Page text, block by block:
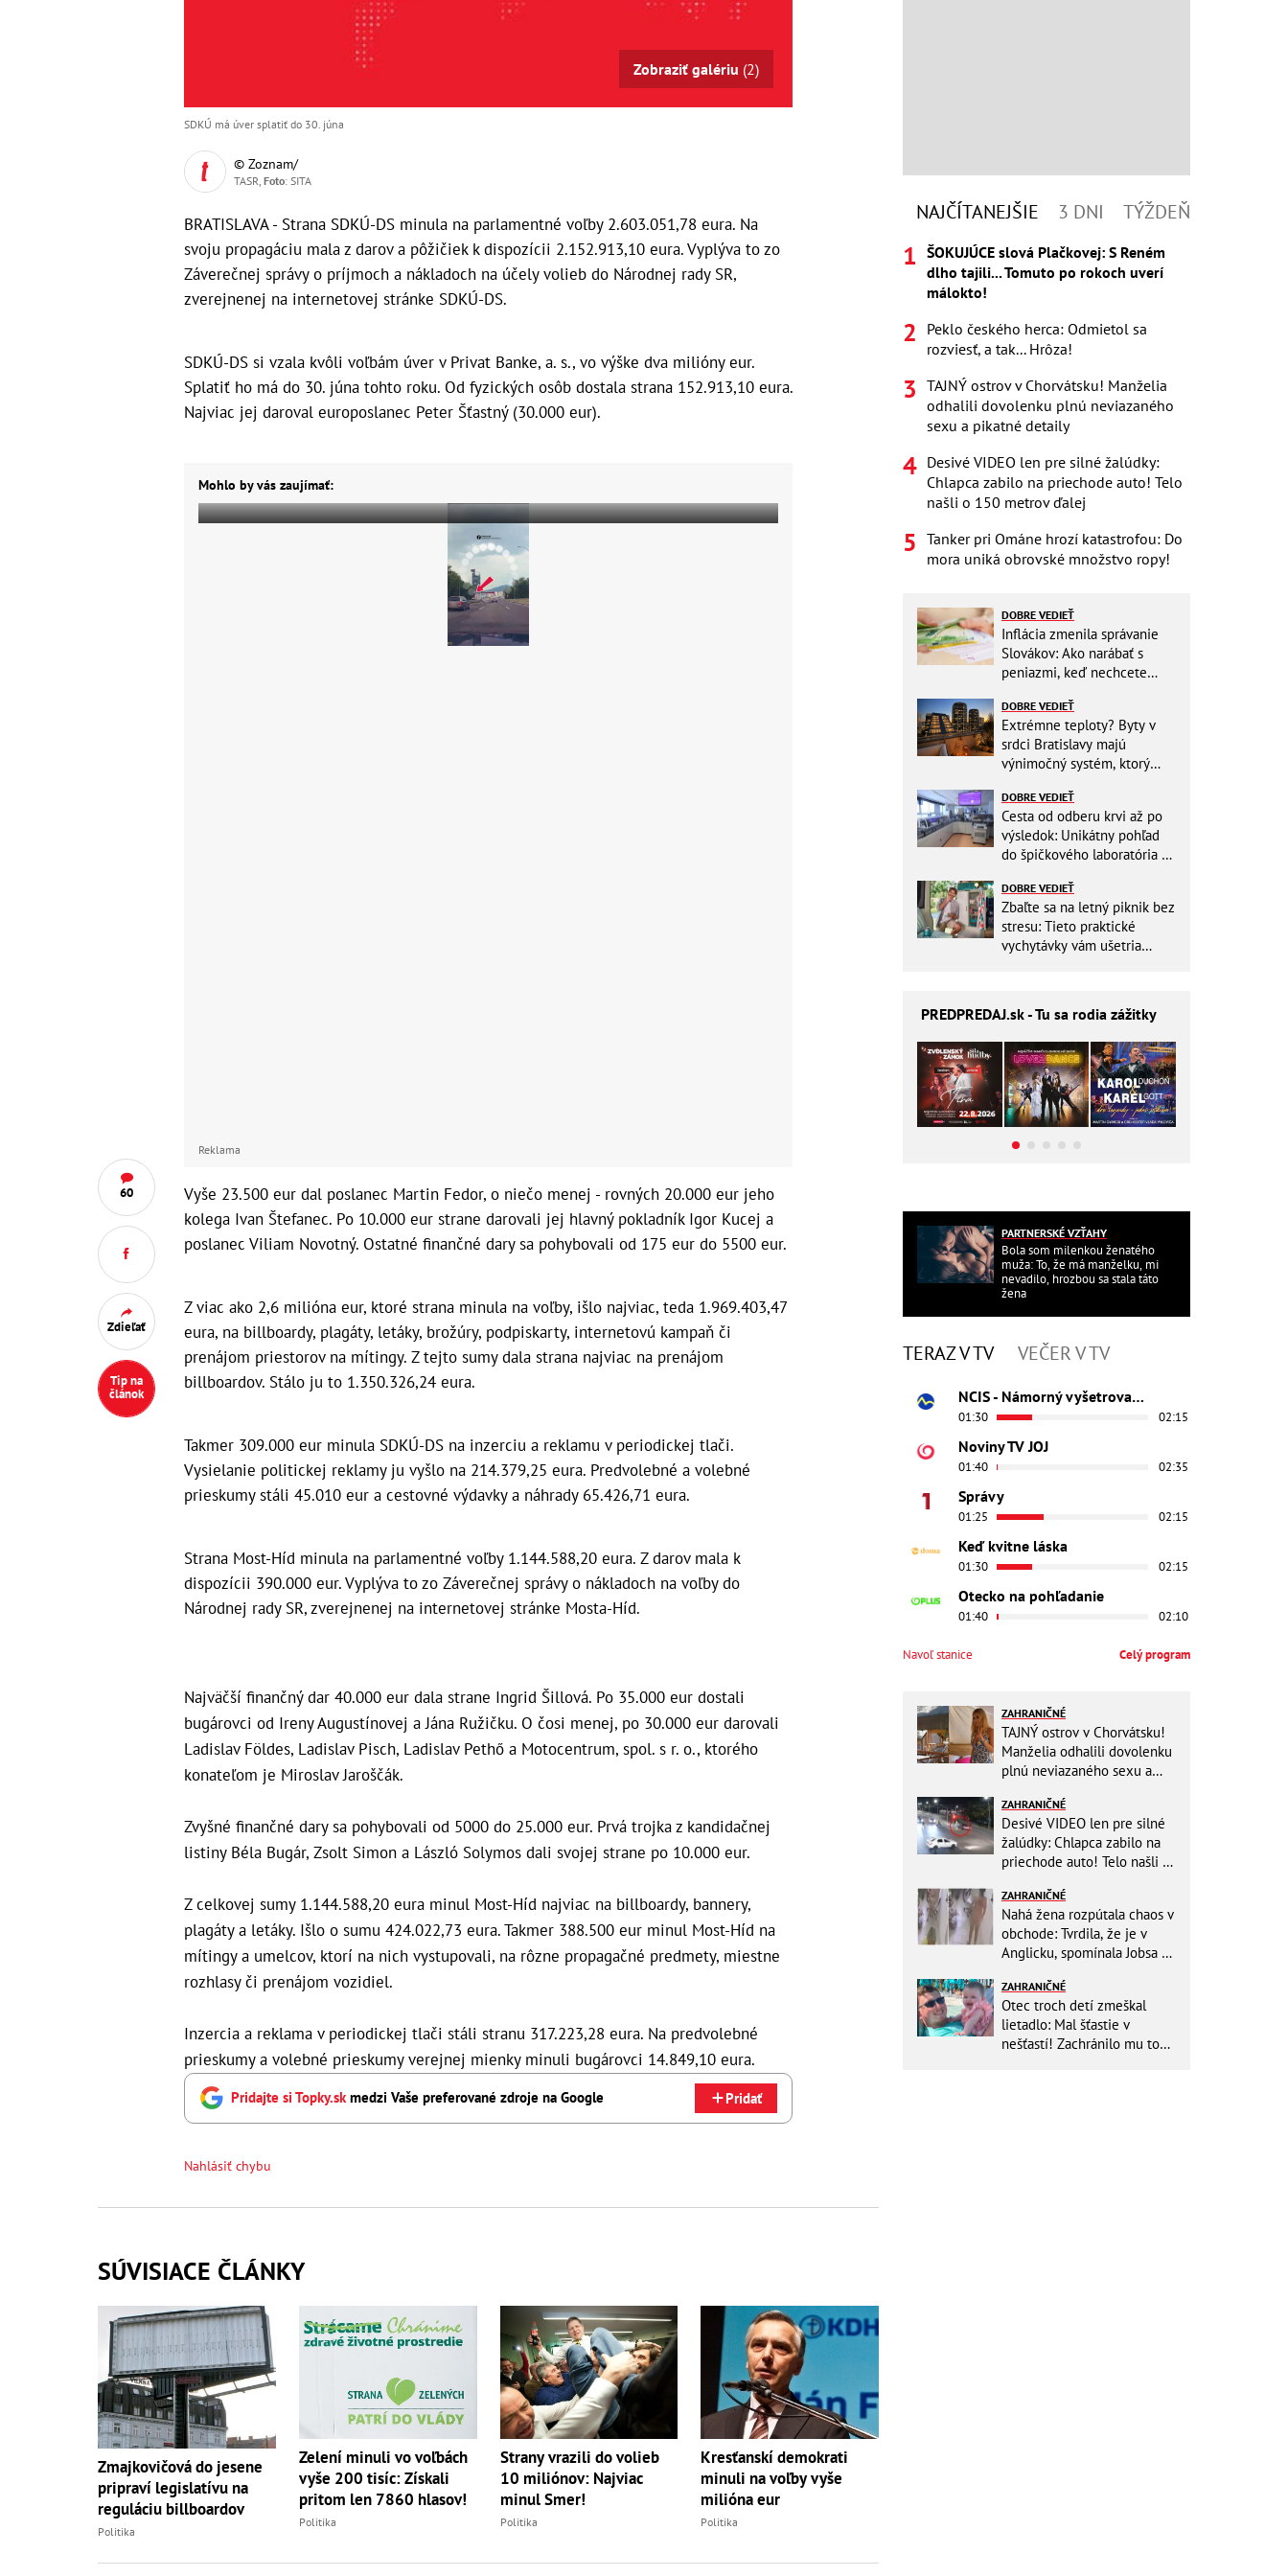
60
Zdieľať
Tip na
článok
Zobraziť galériu (2)
SDKÚ má úver splatiť do 30. júna
© Zoznam/
TASR, Foto: SITA
BRATISLAVA - Strana SDKÚ-DS minula na parlamentné voľby 2.603.051,78 eura. Na
svoju propagáciu mala z darov a pôžičiek k dispozícii 2.152.913,10 eura. Vyplýva to zo
Záverečnej správy o príjmoch a nákladoch na účely volieb do Národnej rady SR,
zverejnenej na internetovej stránke SDKÚ-DS.
SDKÚ-DS si vzala kvôli voľbám úver v Privat Banke, a. s., vo výške dva milióny eur.
Splatiť ho má do 30. júna tohto roku. Od fyzických osôb dostala strana 152.913,10 eura.
Najviac jej daroval europoslanec Peter Šťastný (30.000 eur).
Mohlo by vás zaujímať:
Reklama
Vyše 23.500 eur dal poslanec Martin Fedor, o niečo menej - rovných 20.000 eur jeho
kolega Ivan Štefanec. Po 10.000 eur strane darovali jej hlavný pokladník Igor Kucej a
poslanec Viliam Novotný. Ostatné finančné dary sa pohybovali od 175 eur do 5500 eur.
Z viac ako 2,6 milióna eur, ktoré strana minula na voľby, išlo najviac, teda 1.969.403,47
eura, na billboardy, plagáty, letáky, brožúry, podpiskarty, internetovú kampaň či
prenájom priestorov na mítingy. Z tejto sumy dala strana najviac na prenájom
billboardov. Stálo ju to 1.350.326,24 eura.
Takmer 309.000 eur minula SDKÚ-DS na inzerciu a reklamu v periodickej tlači.
Vysielanie politickej reklamy ju vyšlo na 214.379,25 eura. Predvolebné a volebné
prieskumy stáli 45.010 eur a cestovné výdavky a náhrady 65.426,71 eura.
Strana Most-Híd minula na parlamentné voľby 1.144.588,20 eura. Z darov mala k
dispozícii 390.000 eur. Vyplýva to zo Záverečnej správy o nákladoch na voľby do
Národnej rady SR, zverejnenej na internetovej stránke Mosta-Híd.
Najväčší finančný dar 40.000 eur dala strane Ingrid Šillová. Po 35.000 eur dostali
bugárovci od Ireny Augustínovej a Jána Ružičku. O čosi menej, po 30.000 eur darovali
Ladislav Földes, Ladislav Pisch, Ladislav Pethő a Motocentrum, spol. s r. o., ktorého
konateľom je Miroslav Jaroščák.
Zvyšné finančné dary sa pohybovali od 5000 do 25.000 eur. Prvá trojka z kandidačnej
listiny Béla Bugár, Zsolt Simon a László Solymos dali svojej strane po 10.000 eur.
Z celkovej sumy 1.144.588,20 eura minul Most-Híd najviac na billboardy, bannery,
plagáty a letáky. Išlo o sumu 424.022,73 eura. Takmer 388.500 eur minul Most-Híd na
mítingy a umelcov, ktorí na nich vystupovali, na rôzne propagačné predmety, miestne
rozhlasy či prenájom vozidiel.
Inzercia a reklama v periodickej tlači stáli stranu 317.223,28 eura. Na predvolebné
prieskumy a volebné prieskumy verejnej mienky minuli bugárovci 14.849,10 eura.
Pridajte si Topky.skmedzi Vaše preferované zdroje na Google Pridať
Nahlásiť chybu
SÚVISIACE ČLÁNKY
Zmajkovičová do jesene
pripraví legislatívu na
reguláciu billboardov
Politika
Zelení minuli vo voľbách
vyše 200 tisíc: Získali
pritom len 7860 hlasov!
Politika
Strany vrazili do volieb
10 miliónov: Najviac
minul Smer!
Politika
Kresťanskí demokrati
minuli na voľby vyše
milióna eur
Politika
NAJČÍTANEJŠIE 3 DNI TÝŽDEŇ
ŠOKUJÚCE slová Plačkovej: S Reném
dlho tajili... Tomuto po rokoch uverí
málokto!
Peklo českého herca: Odmietol sa
rozviesť, a tak... Hrôza!
TAJNÝ ostrov v Chorvátsku! Manželia
odhalili dovolenku plnú neviazaného
sexu a pikatné detaily
Desivé VIDEO len pre silné žalúdky:
Chlapca zabilo na priechode auto! Telo
našli o 150 metrov ďalej
Tanker pri Ománe hrozí katastrofou: Do
mora uniká obrovské množstvo ropy!
DOBRE VEDIEŤ
Inflácia zmenila správanie
Slovákov: Ako narábať s
peniazmi, keď nechcete
DOBRE VEDIEŤ
Extrémne teploty? Byty v
srdci Bratislavy majú
výnimočný systém, ktorý
DOBRE VEDIEŤ
Cesta od odberu krvi až po
výsledok: Unikátny pohľad
do špičkového laboratória na
DOBRE VEDIEŤ
Zbaľte sa na letný piknik bez
stresu: Tieto praktické
vychytávky vám ušetria
PREDPREDAJ.sk - Tu sa rodia zážitky
PARTNERSKÉ VZŤAHY
Bola som milenkou ženatého
muža: To, že má manželku, mi
nevadilo, hrozbou sa stala táto
žena
TERAZ V TV VEČER V TV
NCIS - Námorný vyšetrovací úrad
01:30 02:15
Noviny TV JOJ
01:40 02:35
Správy
01:25 02:15
Keď kvitne láska
01:30 02:15
Otecko na pohľadanie
01:40 02:10
Navoľ stanice Celý program
ZAHRANIČNÉ
TAJNÝ ostrov v Chorvátsku!
Manželia odhalili dovolenku
plnú neviazaného sexu a
ZAHRANIČNÉ
Desivé VIDEO len pre silné
žalúdky: Chlapca zabilo na
priechode auto! Telo našli o
ZAHRANIČNÉ
Nahá žena rozpútala chaos v
obchode: Tvrdila, že je v
Anglicku, spomínala Jobsa aj
ZAHRANIČNÉ
Otec troch detí zmeškal
lietadlo: Mal šťastie v
nešťastí! Zachránilo mu to